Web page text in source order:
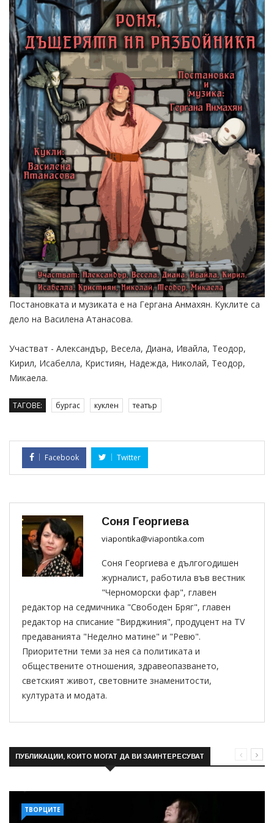
Постановката и музиката е на Гергана Анмахян. Куклите са
дело на Василена Атанасова.
Участват - Александър, Весела, Диана, Ивайла, Теодор,
Кирил, Исабелла, Кристиян, Надежда, Николай, Теодор,
Микаела.
ТАГОВЕ: бургас куклен театър
Facebook Twitter
Соня Георгиева
viapontika@viapontika.com
Соня Георгиева е дългогодишен
журналист, работила във вестник
"Черноморски фар", главен
редактор на седмичника "Свободен Бряг", главен
редактор на списание "Вирджиния", продуцент на TV
предаванията "Неделно матине" и "Ревю".
Приоритетни теми за нея са политиката и
обществените отношения, здравеопазването,
светският живот, световните знаменитости,
културата и модата.
ПУБЛИКАЦИИ, КОИТО МОГАТ ДА ВИ ЗАИНТЕРЕСУВАТ
ТВОРЦИТЕ